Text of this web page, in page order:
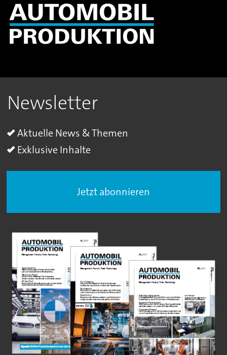
Newsletter
Aktuelle News & Themen
Exklusive Inhalte
Jetzt abonnieren